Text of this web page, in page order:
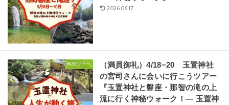
2026.06.17
熊野ツアー
（満員御礼）4/18−20 玉置神社
の宮司さんに会いに行こうツアー
『玉置神社と磐座・那智の滝の上
流に行く神秘ウォーク！― 玉置神